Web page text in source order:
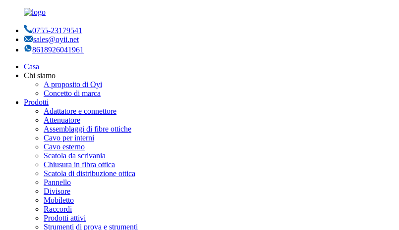
0755-23179541
sales@oyii.net
8618926041961
Casa
Chi siamo
A proposito di Oyi
Concetto di marca
Prodotti
Adattatore e connettore
Attenuatore
Assemblaggi di fibre ottiche
Cavo per interni
Cavo esterno
Scatola da scrivania
Chiusura in fibra ottica
Scatola di distribuzione ottica
Pannello
Divisore
Mobiletto
Raccordi
Prodotti attivi
Strumenti di prova e strumenti